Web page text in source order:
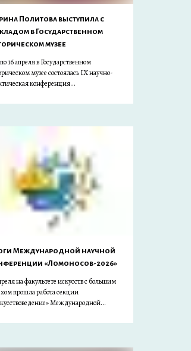
Политова выступила с
в Государственном
музее
16 апреля в Государственном
музее состоялась IX научно-
конференция...
Международной научной
«Ломоносов-2026»
на факультете искусств с большим
прошла работа секции
Международной...